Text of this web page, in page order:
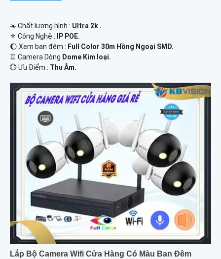
☀️ Chất lượng hình : Ultra 2k .
⚜️ Công Nghệ :
IP POE.
🌔 Xem ban đêm : Full Color 30m Hồng Ngoại SMD.
♊ Camera Dòng Dome Kim loại.
️💮 Ưu Điểm : Thu Âm.
Lắp Bộ Camera Wifi Cửa Hàng Có Màu Ban Đêm